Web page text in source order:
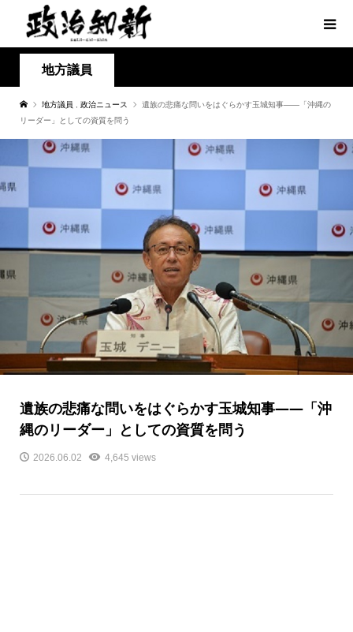
地方議員
地方議員 政治ニュース
遺族の悲痛な問いをはぐらかす玉城知事――「沖縄の
リーダー」としての資質を問う
遺族の悲痛な問いをはぐらかす玉城知事――「沖
縄のリーダー」としての資質を問う
2026.06.02 4,645 views